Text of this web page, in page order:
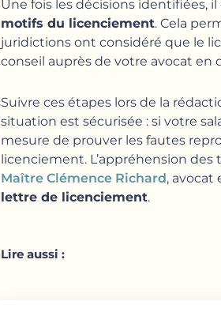
Une fois les décisions identifiées,
motifs du licenciement. Cela
juridictions ont considéré que le
conseil auprès de votre avocat en
Suivre ces étapes lors de la
situation est sécurisée : si votre
mesure de prouver les fautes
licenciement. L’appréhension
Maître Clémence Richard, avocat
lettre de licenciement.
Lire aussi :